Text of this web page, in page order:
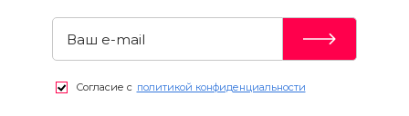
Согласие с политикой конфиденциальности